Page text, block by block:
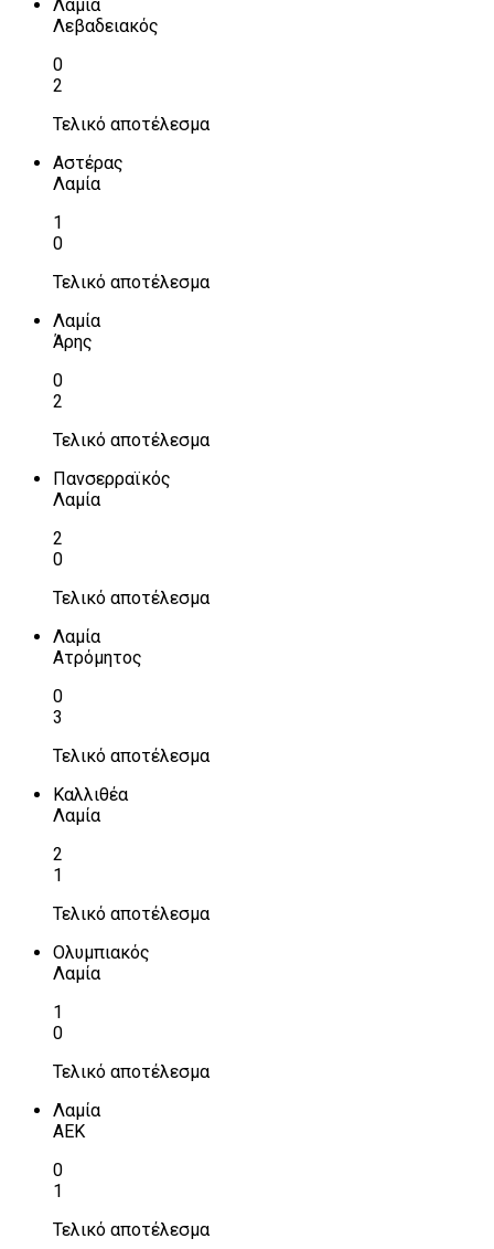
Λαμία
Λεβαδειακός
0
2
Τελικό αποτέλεσμα
Αστέρας
Λαμία
1
0
Τελικό αποτέλεσμα
Λαμία
Άρης
0
2
Τελικό αποτέλεσμα
Πανσερραϊκός
Λαμία
2
0
Τελικό αποτέλεσμα
Λαμία
Ατρόμητος
0
3
Τελικό αποτέλεσμα
Καλλιθέα
Λαμία
2
1
Τελικό αποτέλεσμα
Ολυμπιακός
Λαμία
1
0
Τελικό αποτέλεσμα
Λαμία
ΑΕΚ
0
1
Τελικό αποτέλεσμα